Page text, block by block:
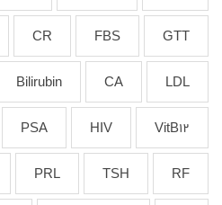
GTT
FBS
CR
LDL
CA
Bilirubin
VitB12
HIV
PSA
RF
TSH
PRL